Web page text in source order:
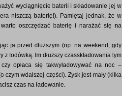
wyciągnięcie baterii i składowanie jej w
niszczą baterię!). Pamiętaj jednak, że w
oszczędzać baterię i narażać się na
ja przed dłuższym (np. na weekend, gdy
lodówką. Im dłuższy czasskładowania tym
opłaca się takwyładowywać na noc –
czym wdalszej części). Zysk jest mały (kilka
czas na ładowanie.